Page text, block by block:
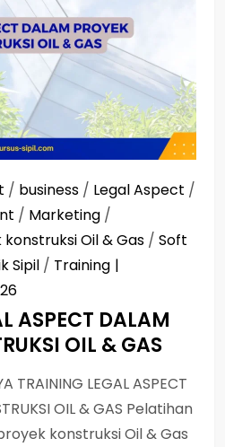
/ business / Legal Aspect /
/ Marketing /
Oil & Gas / Soft
Sipil / Training
ASPECT DALAM
OIL & GAS
TRAINING LEGAL ASPECT
OIL & GAS Pelatihan
konstruksi Oil & Gas